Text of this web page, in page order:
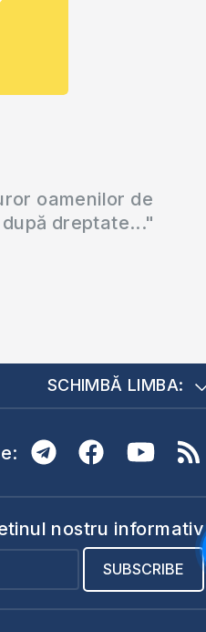
oamenilor de
dreptate..."
SCHIMBĂ LIMBA:
nostru informativ